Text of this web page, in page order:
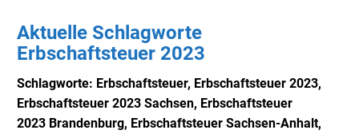
Aktuelle Schlagworte
Erbschaftsteuer 2023
Schlagworte: Erbschaftsteuer, Erbschaftsteuer 2023,
Erbschaftsteuer 2023 Sachsen, Erbschaftsteuer
2023 Brandenburg, Erbschaftsteuer Sachsen-Anhalt,